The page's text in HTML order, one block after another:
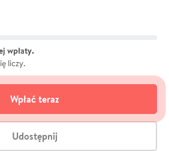
wpłaty.
liczy.
Wpłać teraz
Udostępnij